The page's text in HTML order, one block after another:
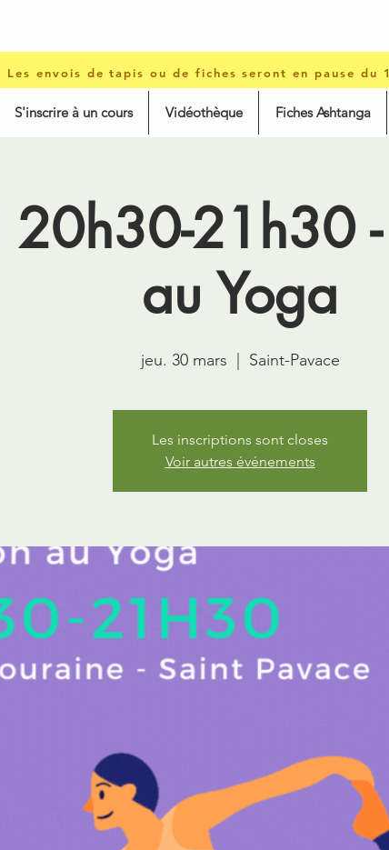
Les envois de tapis ou de fiches seront en pause du
S'inscrire à un cours Vidéothèque Fiches Ashtanga
20h30-21h30
au Yoga
jeu. 30 mars Saint-Pavace
Les inscriptions sont closes
Voir autres événements